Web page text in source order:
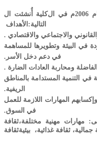
أُنشئت ال كليةفي ال
الأهداف التالية:
في البيئة وتطويرها للمساهمة
في دعم دخل الأسر.
في التنمية المستدامة بالمناطق
الريفية.
المهارات اللازمة للعمل
في السوق.
مهارات مهنية مختلفة،ثقافة
ثقافةبيئية ،ثقافة غذائية ،جمالية